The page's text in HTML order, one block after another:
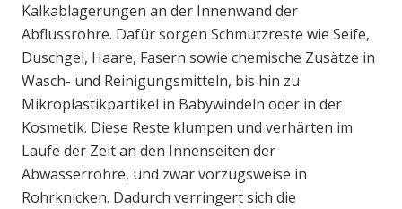
Kalkablagerungen an der Innenwand der
Abflussrohre. Dafür sorgen Schmutzreste wie Seife,
Duschgel, Haare, Fasern sowie chemische Zusätze in
Wasch- und Reinigungsmitteln, bis hin zu
Mikroplastikpartikel in Babywindeln oder in der
Kosmetik. Diese Reste klumpen und verhärten im
Laufe der Zeit an den Innenseiten der
Abwasserrohre, und zwar vorzugsweise in
Rohrknicken. Dadurch verringert sich die